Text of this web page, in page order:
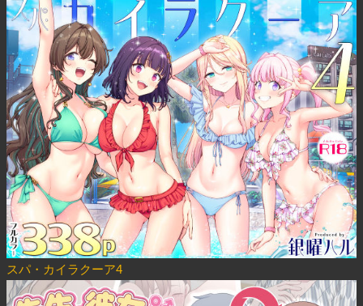
スパ・カイラクーア4